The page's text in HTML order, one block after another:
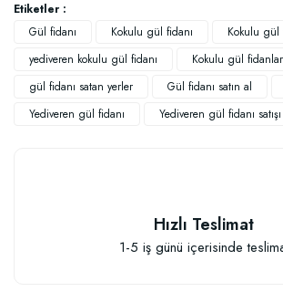
Etiketler :
Gül fidanı
Kokulu gül fidanı
Kokulu gül
yediveren kokulu gül fidanı
Kokulu gül
gül fidanı satan yerler
Gül fidanı satın al
Yediveren gül fidanı
Yediveren gül fidanı satışı
Hızlı Teslimat
1-5 iş günü içerisinde